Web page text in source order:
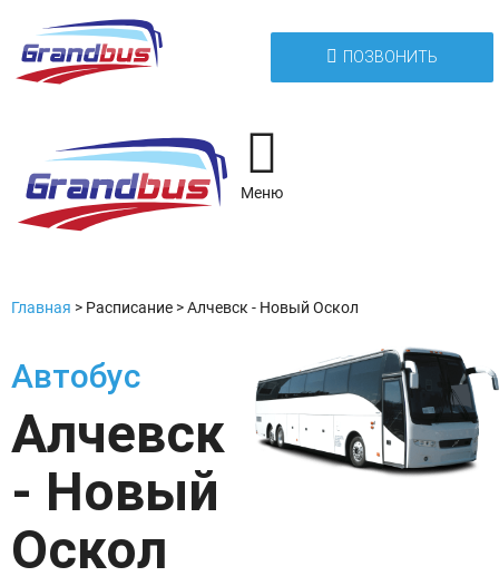
ПОЗВОНИТЬ
Меню
Главная > Расписание >Алчевск - Новый Оскол
Автобус
Алчевск
- Новый
Оскол